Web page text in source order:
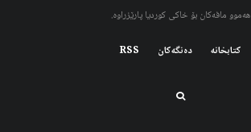
هەموو مافەکان بۆ خاکی کوردیا پارێزراوە.
کتابخانه دەنگەکان RSS